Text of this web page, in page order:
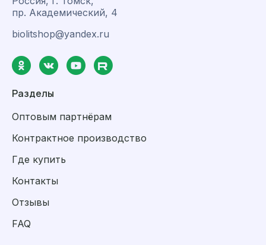
пр. Академический, 4
biolitshop@yandex.ru
Разделы
Оптовым партнёрам
Контрактное производство
Где купить
Контакты
Отзывы
FAQ